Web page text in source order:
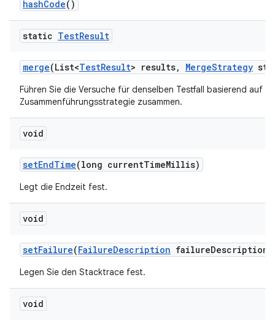
hashCode()
static TestResult
merge(List<TestResult> results, MergeStrategy
Führen Sie die Versuche für denselben Testfall basierend auf
Zusammenführungsstrategie zusammen.
void
setEndTime(long currentTimeMillis)
Legt die Endzeit fest.
void
setFailure(FailureDescription failureDescription)
Legen Sie den Stacktrace fest.
void